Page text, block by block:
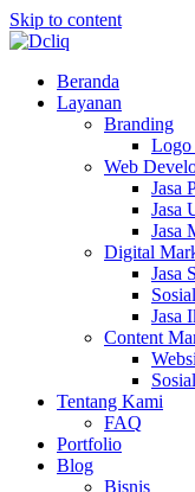
Skip to content
Beranda
Layanan
Branding
Logo
Web
Jasa
Jasa
Jasa
Digital
Jasa
Jasa
Content
Tentang Kami
FAQ
Portfolio
Blog
Bisnis